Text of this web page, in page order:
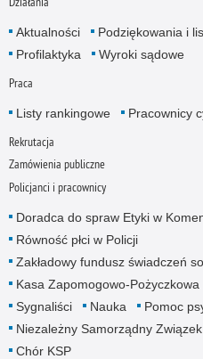
Aktualności Podziękowania i
Profilaktyka
Wyroki sądowe
Praca
Listy rankingowe Pracownicy
Rekrutacja
Zamówienia publiczne
Policjanci i pracownicy
Doradca do spraw Etyki w
Równość płci w Policji
Zakładowy fundusz świadczeń
Kasa Zapomogowo-Pożyczkowa
Sygnaliści
Nauka
Pomoc
Niezależny Samorządny
Chór KSP